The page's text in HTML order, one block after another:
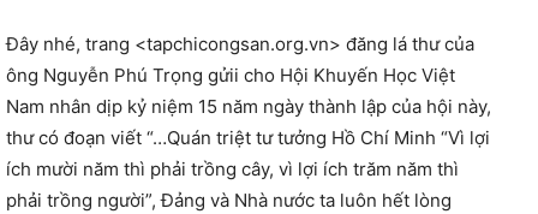
Đây nhé, trang <tapchicongsan.org.vn> đăng lá thư của
ông Nguyễn Phú Trọng gửii cho Hội Khuyến Học Việt
Nam nhân dịp kỷ niệm 15 năm ngày thành lập của hội này,
thư có đoạn viết “…Quán triệt tư tưởng Hồ Chí Minh “Vì lợi
ích mười năm thì phải trồng cây, vì lợi ích trăm năm thì
phải trồng người”, Đảng và Nhà nước ta luôn hết lòng